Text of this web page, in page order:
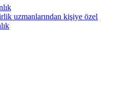
uzmanlarından kişiye özel